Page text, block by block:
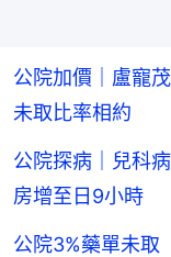
公院加價｜盧寵
未取比率相約
公院探病｜兒科
房增至日9小時
公院3%藥單未